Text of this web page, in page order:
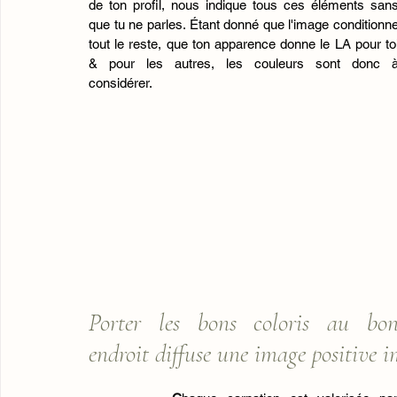
de ton profil, nous indique tous ces éléments sans
que tu ne parles. Étant donné que l'image
tout le reste, que ton apparence donne le LA pour
& pour les autres, les couleurs sont donc
considérer.
Porter les bons coloris au
endroit diffuse une image positive